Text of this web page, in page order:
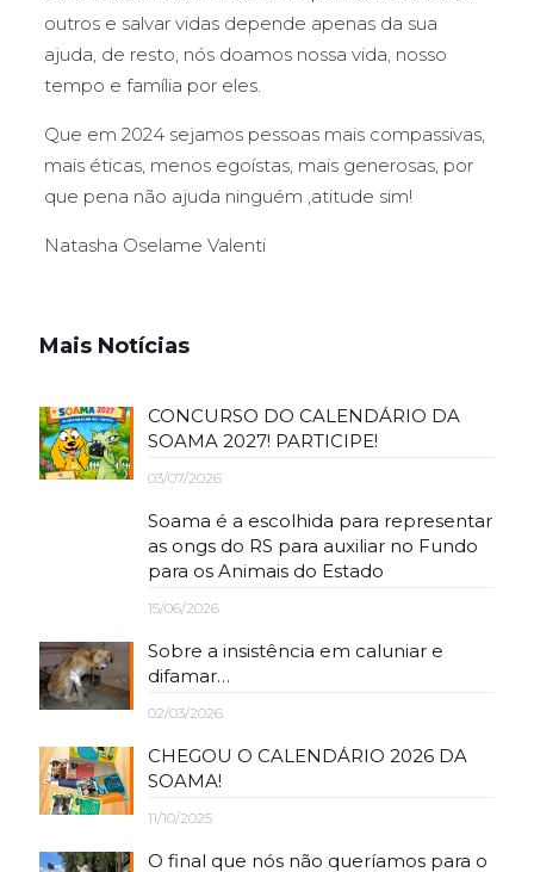
outros e salvar vidas depende apenas da sua
ajuda, de resto, nós doamos nossa vida, nosso
tempo e família por eles.
Que em 2024 sejamos pessoas mais compassivas,
mais éticas, menos egoístas, mais generosas, por
que pena não ajuda ninguém ,atitude sim!
Natasha Oselame Valenti
Mais Notícias
CONCURSO DO CALENDÁRIO DA
SOAMA 2027! PARTICIPE!
03/07/2026
Soama é a escolhida para representar
as ongs do RS para auxiliar no Fundo
para os Animais do Estado
15/06/2026
Sobre a insistência em caluniar e
difamar…
02/03/2026
CHEGOU O CALENDÁRIO 2026 DA
SOAMA!
11/10/2025
O final que nós não queríamos para o